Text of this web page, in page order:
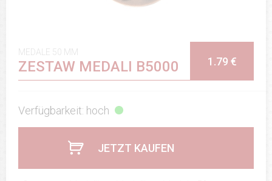
MEDALE 50 MM
ZESTAW MEDALI B5000 1.79 €
Verfügbarkeit: hoch
JETZT KAUFEN